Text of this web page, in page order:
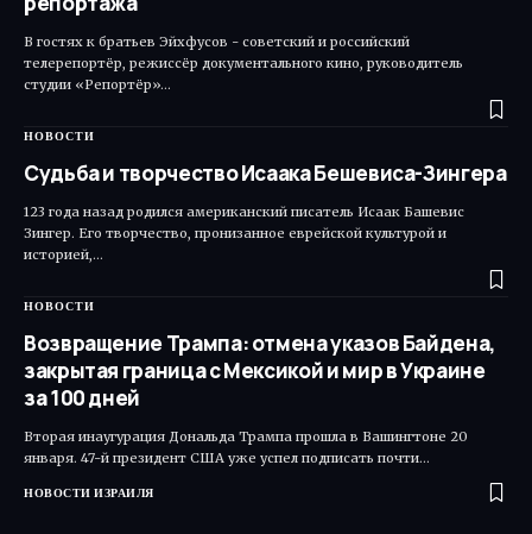
В гостях к братьев Эйхфусов - советский и российский
телерепортёр, режиссёр документального кино, руководитель
студии «Репортёр»…
НОВОСТИ
Судьба и творчество Исаака Бешевиса-Зингера
123 года назад родился американский писатель Исаак Башевис
Зингер. Его творчество, пронизанное еврейской культурой и
историей,…
НОВОСТИ
Возвращение Трампа: отмена указов Байдена,
закрытая граница с Мексикой и мир в Украине
за 100 дней
Вторая инаугурация Дональда Трампа прошла в Вашингтоне 20
января. 47-й президент США уже успел подписать почти…
НОВОСТИ ИЗРАИЛЯ